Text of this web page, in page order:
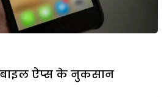
ऐप्स के नुकसान